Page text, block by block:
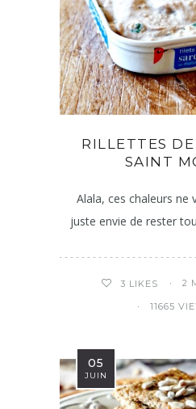
RILLETTES
SAINT
Alala, ces chaleurs ne
juste envie de rester
3 LIKES 2
11665
05
JUIN